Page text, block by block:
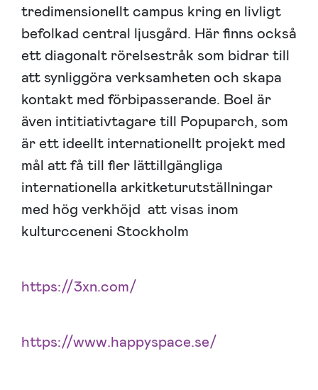
tredimensionellt campus kring en livligt
befolkad central ljusgård. Här finns också
ett diagonalt rörelsestråk som bidrar till
att synliggöra verksamheten och skapa
kontakt med förbipasserande. Boel är
även intitiativtagare till Popuparch, som
är ett ideellt internationellt projekt med
mål att få till fler lättillgängliga
internationella arkitketurutställningar
med hög verkhöjd att visas inom
kulturcceneni Stockholm
https://3xn.com/
https://www.happyspace.se/